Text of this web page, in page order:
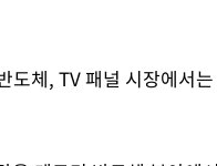
체, TV 패널 시장에서